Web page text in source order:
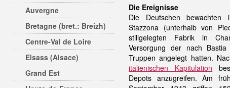
Auvergne
Bretagne (bret.: Breizh)
Centre-Val de Loire
Elsass (Alsace)
Grand Est
Die Ereignisse
Die Deutschen bewachten
Stazzona (unterhalb von
stillgelegten Fabrik in
Versorgung der nach Bastia
Truppen angelegt hatten.
italienischen Kapitulation
Depots anzugreifen. Am